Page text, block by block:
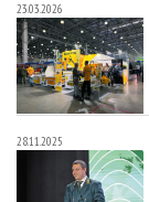
23.03.2026
28.11.2025